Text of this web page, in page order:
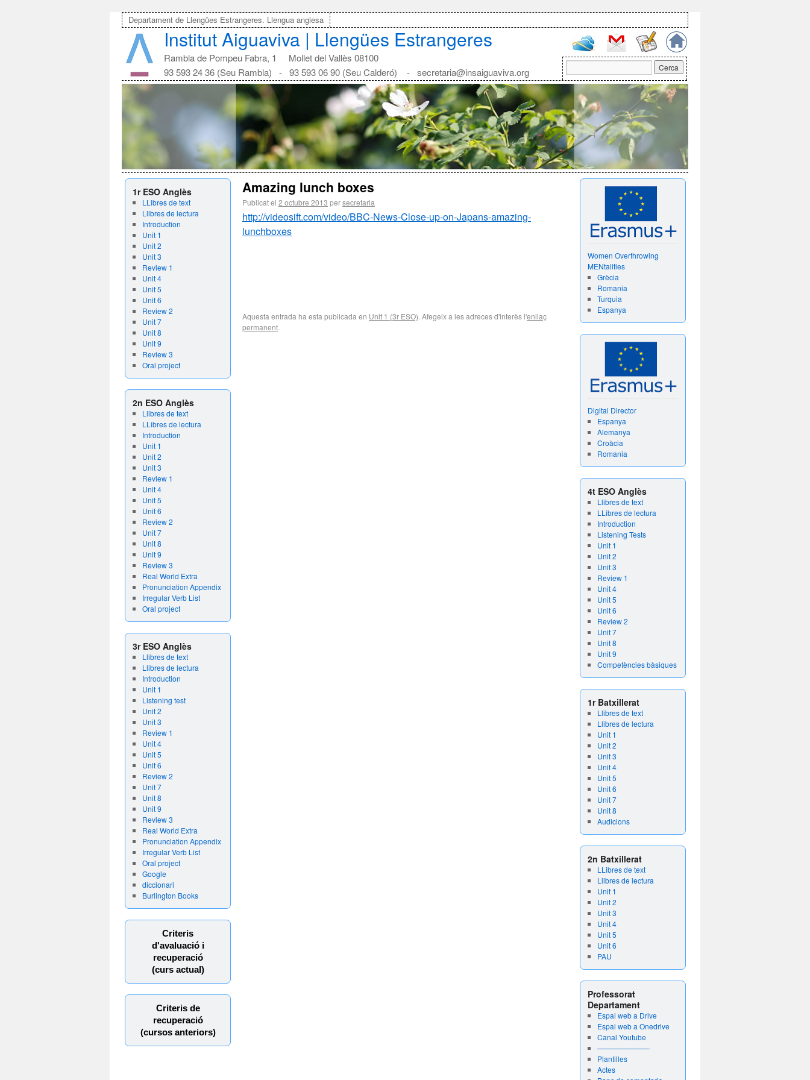
Departament de Llengües Estrangeres. Llengua anglesa
Institut Aiguaviva | Llengües Estrangeres
Rambla de Pompeu Fabra, 1 Mollet del Vallès 08100
93 593 24 36 (Seu Rambla) - 93 593 06 90 (Seu Calderó) - secretaria@insaiguaviva.org
1r ESO Anglès
LLibres de text
Llibres de lectura
Introduction
Unit 1
Unit 2
Unit 3
Review 1
Unit 4
Unit 5
Unit 6
Review 2
Unit 7
Unit 8
Unit 9
Review 3
Oral project
2n ESO Anglès
Llibres de text
LLibres de lectura
Introduction
Unit 1
Unit 2
Unit 3
Review 1
Unit 4
Unit 5
Unit 6
Review 2
Unit 7
Unit 8
Unit 9
Review 3
Real World Extra
Pronunciation Appendix
Irregular Verb List
Oral project
3r ESO Anglès
Llibres de text
Llibres de lectura
Introduction
Unit 1
Listening test
Unit 2
Unit 3
Review 1
Unit 4
Unit 5
Unit 6
Review 2
Unit 7
Unit 8
Unit 9
Review 3
Real World Extra
Pronunciation Appendix
Irregular Verb List
Oral project
Google
diccionari
Burlington Books
Criteris
d'avaluació i
recuperació
(curs actual)
Criteris de
recuperació
(cursos anteriors)
Women Overthrowing
MENtalities
Grècia
Romania
Turquia
Espanya
Digital Director
Espanya
Alemanya
Croàcia
Romania
4t ESO Anglès
Llibres de text
LLibres de lectura
Introduction
Listening Tests
Unit 1
Unit 2
Unit 3
Review 1
Unit 4
Unit 5
Unit 6
Review 2
Unit 7
Unit 8
Unit 9
Competències bàsiques
1r Batxillerat
Llibres de text
Llibres de lectura
Unit 1
Unit 2
Unit 3
Unit 4
Unit 5
Unit 6
Unit 7
Unit 8
Audicions
2n Batxillerat
LLibres de text
Llibres de lectura
Unit 1
Unit 2
Unit 3
Unit 4
Unit 5
Unit 6
PAU
Professorat
Departament
Espai web a Drive
Espai web a Onedrive
Canal Youtube
———————-
Plantilles
Actes
Amazing lunch boxes
Publicat el 2 octubre 2013 persecretaria
http://videosift.com/video/BBC-News-Close-up-on-Japans-amazing-
lunchboxes
Aquesta entrada ha esta publicada en Unit 1 (3r ESO). Afegeix a les adreces d'interès l'enllaç
permanent.